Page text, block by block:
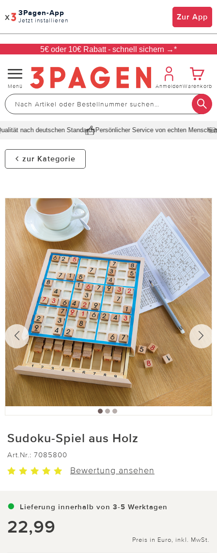
x 3Pagen-App
Jetzt installieren Zur App
5€ oder 10€ Rabatt - schnell sichern →*
Navigation
umschalten
Menü AnmeldenWarenkorb
nach deutschen StandardsPersönlicher Service von echten Menschen
zur Kategorie
Sudoku-Spiel aus Holz
Art.Nr.: 7085800
Bewertung ansehen
Lieferung innerhalb von 3-5 Werktagen
22,99
Preis in Euro, inkl. MwSt.